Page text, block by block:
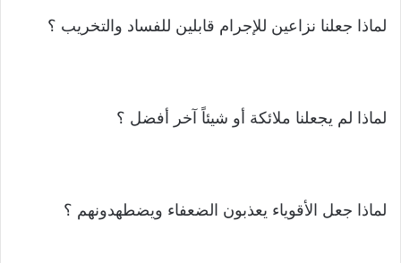
لماذا جعلنا نزاعين للإجرام قابلين للفساد والتخريب ؟
لماذا لم يجعلنا ملائكة أو شيئاً آخر أفضل ؟
لماذا جعل الأقوياء يعذبون الضعفاء ويضطهدونهم ؟